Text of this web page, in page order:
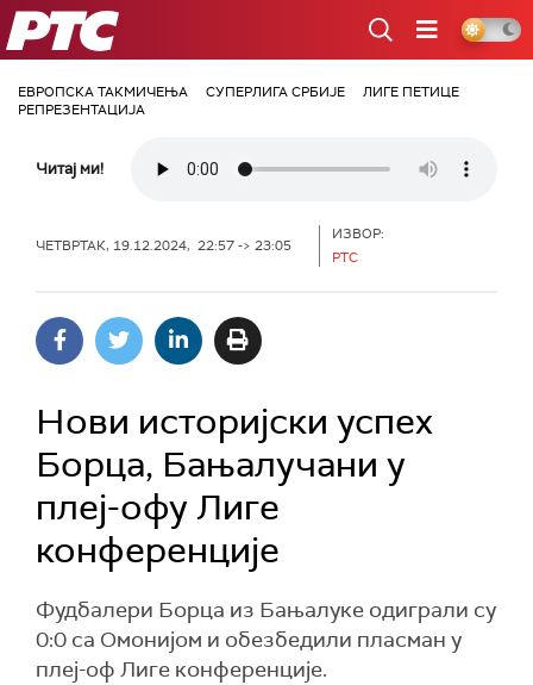
РТС
ЕВРОПСКА ТАКМИЧЕЊА СУПЕРЛИГА СРБИЈЕ
ЛИГЕ ПЕТИЦЕ
РЕПРЕЗЕНТАЦИЈА
Читај ми!
ЧЕТВРТАК, 19.12.2024, 22:57 -> 23:05
ИЗВОР:
РТС
Нови историјски успех
Борца, Бањалучани у
плеј-офу Лиге
конференције
Фудбалери Борца из Бањалуке одиграли су
0:0 са Омонијом и обезбедили пласман у
плеј-оф Лиге конференције.